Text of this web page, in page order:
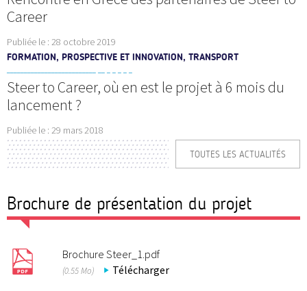
Career
Publiée le : 28 octobre 2019
FORMATION, PROSPECTIVE ET INNOVATION, TRANSPORT
Steer to Career, où en est le projet à 6 mois du
lancement ?
Publiée le : 29 mars 2018
TOUTES LES ACTUALITÉS
Brochure de présentation du projet
Brochure Steer_1.pdf
(0.55 Mo) Télécharger